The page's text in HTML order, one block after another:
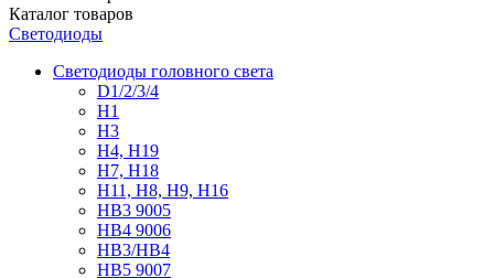
Каталог товаров
Светодиоды
Светодиоды головного света
D1/2/3/4
H1
H3
H4, H19
H7, H18
H11, H8, H9, H16
HB3 9005
HB4 9006
HB3/HB4
HB5 9007